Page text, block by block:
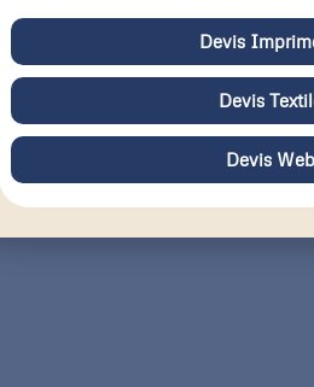
Devis
Devis
Devis Web